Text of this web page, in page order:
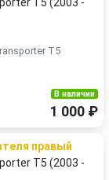
T5
В наличии
1 000 ₽
правый
T5 (2003 -